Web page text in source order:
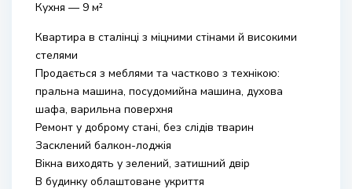
Кухня — 9 м²
Квартира в сталінці з міцними стінами й високими
стелями
Продається з меблями та частково з технікою:
пральна машина, посудомийна машина, духова
шафа, варильна поверхня
Ремонт у доброму стані, без слідів тварин
Засклений балкон-лоджія
Вікна виходять у зелений, затишний двір
В будинку облаштоване укриття